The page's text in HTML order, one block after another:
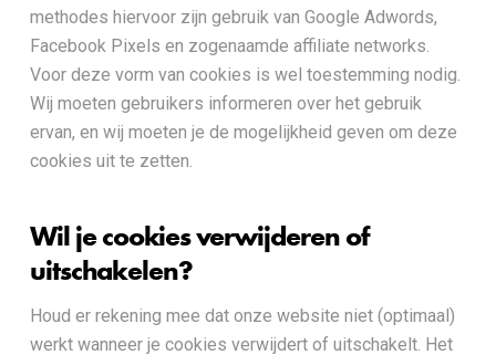
methodes hiervoor zijn gebruik van Google Adwords,
Facebook Pixels en zogenaamde affiliate networks.
Voor deze vorm van cookies is wel toestemming nodig.
Wij moeten gebruikers informeren over het gebruik
ervan, en wij moeten je de mogelijkheid geven om deze
cookies uit te zetten.
Wil je cookies verwijderen of
uitschakelen?
Houd er rekening mee dat onze website niet (optimaal)
werkt wanneer je cookies verwijdert of uitschakelt. Het